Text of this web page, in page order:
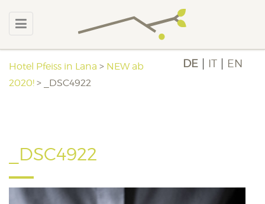
DE IT EN
Hotel Pfeiss in Lana > NEW ab
2020! > _DSC4922
_DSC4922